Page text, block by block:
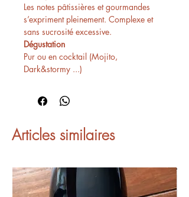
Les notes pâtissières et gourmandes
s’expriment pleinement. Complexe et
sans sucrosité excessive.
Dégustation
Pur ou en cocktail (Mojito,
Dark&stormy ...)
Articles similaires